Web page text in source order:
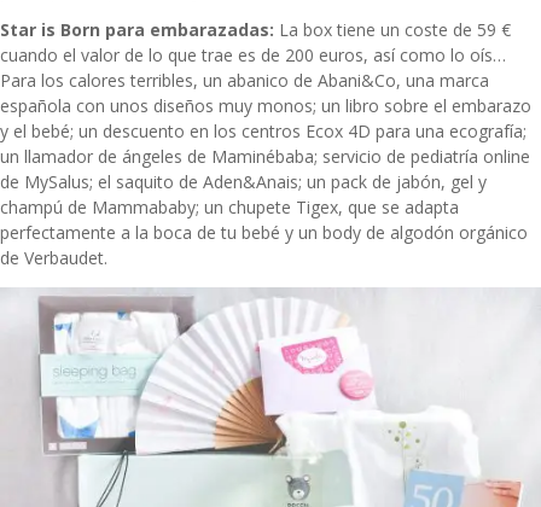
Star is Born para embarazadas: La box tiene un coste de 59 €
cuando el valor de lo que trae es de 200 euros, así como lo oís…
Para los calores terribles, un abanico de Abani&Co, una marca
española con unos diseños muy monos; un libro sobre el embarazo
y el bebé; un descuento en los centros Ecox 4D para una ecografía;
un llamador de ángeles de Maminébaba; servicio de pediatría online
de MySalus; el saquito de Aden&Anais; un pack de jabón, gel y
champú de Mammababy; un chupete Tigex, que se adapta
perfectamente a la boca de tu bebé y un body de algodón orgánico
de Verbaudet.